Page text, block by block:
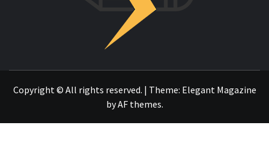
Copyright © All rights reserved. | Theme: Elegant Magazine
byAF themes.